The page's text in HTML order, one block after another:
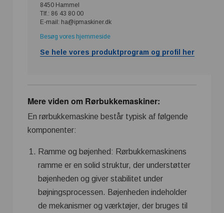
8450 Hammel
Tlf.: 86 43 80 00
E-mail: ha@ipmaskiner.dk
Besøg vores hjemmeside
Se hele vores produktprogram og profil her
Mere viden om Rørbukkemaskiner:
En rørbukkemaskine består typisk af følgende
komponenter:
Ramme og bøjenhed: Rørbukkemaskinens
ramme er en solid struktur, der understøtter
bøjenheden og giver stabilitet under
bøjningsprocessen. Bøjenheden indeholder
de mekanismer og værktøjer, der bruges til